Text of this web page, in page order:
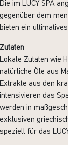
Die im LUCY SPA
gegenüber dem
bieten ein
Zutaten
Lokale Zutaten wie
natürliche Öle aus
Extrakte aus den
intensivieren das
werden in
exklusiven
speziell für das